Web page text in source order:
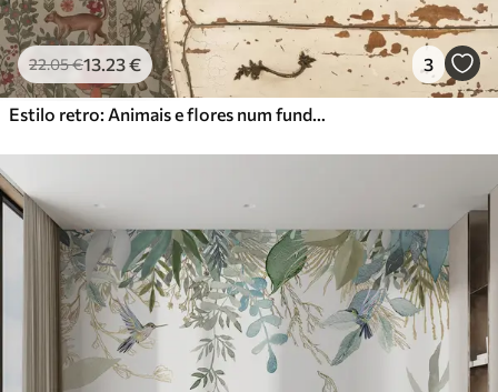
22.05€13.23€ 3
Estilo retro: Animais e flores num fundo vintage